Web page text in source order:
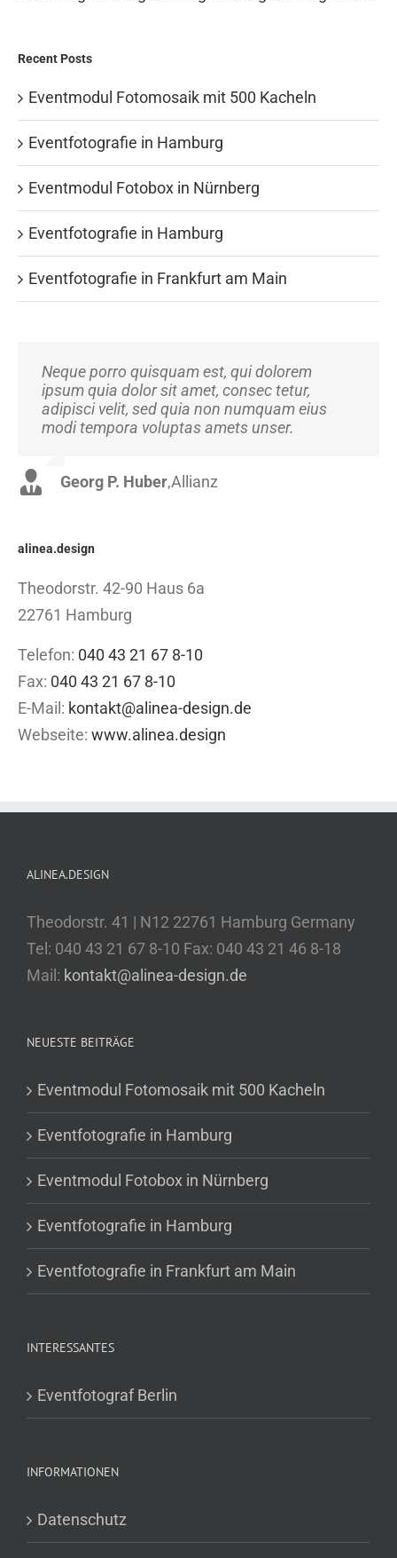
Recent Posts
Eventmodul Fotomosaik mit 500 Kacheln
Eventfotografie in Hamburg
Eventmodul Fotobox in Nürnberg
Eventfotografie in Hamburg
Eventfotografie in Frankfurt am Main
Neque porro quisquam est, qui dolorem
ipsum quia dolor sit amet, consec tetur,
adipisci velit, sed quia non numquam eius
modi tempora voluptas amets unser.
Georg P. Huber,Allianz
Aliquam erat volutpat. Quisque at est id ligula
facilisis laoreet eget pulvinar nibh.
Suspendisse at ultrices dui. Curabitur ac felis
arcu sadips ipsums fugiats nemis.
Luke Beck,Theme Fusion
alinea.design
Theodorstr. 42-90 Haus 6a
22761 Hamburg
Telefon: 040 43 21 67 8-10
Fax: 040 43 21 67 8-10
E-Mail: kontakt@alinea-design.de
Webseite: www.alinea.design
ALINEA.DESIGN
Theodorstr. 41 | N12 22761 Hamburg Germany
Tel: 040 43 21 67 8-10 Fax: 040 43 21 46 8-18
Mail: kontakt@alinea-design.de
NEUESTE BEITRÄGE
Eventmodul Fotomosaik mit 500 Kacheln
Eventfotografie in Hamburg
Eventmodul Fotobox in Nürnberg
Eventfotografie in Hamburg
Eventfotografie in Frankfurt am Main
INTERESSANTES
Eventfotograf Berlin
INFORMATIONEN
Datenschutz